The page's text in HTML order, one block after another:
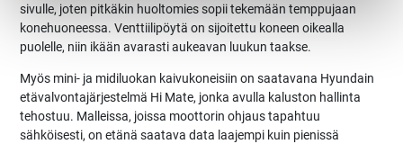
sivulle, joten pitkäkin huoltomies sopii tekemään temppujaan
konehuoneessa. Venttiilipöytä on sijoitettu koneen oikealla
puolelle, niin ikään avarasti aukeavan luukun taakse.
Myös mini- ja midiluokan kaivukoneisiin on saatavana Hyundain
etävalvontajärjestelmä Hi Mate, jonka avulla kaluston hallinta
tehostuu. Malleissa, joissa moottorin ohjaus tapahtuu
sähköisesti, on etänä saatava data laajempi kuin pienissä